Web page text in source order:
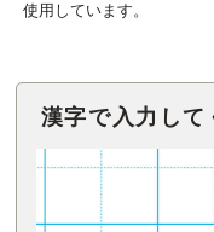
使用しています。
漢字で入力して